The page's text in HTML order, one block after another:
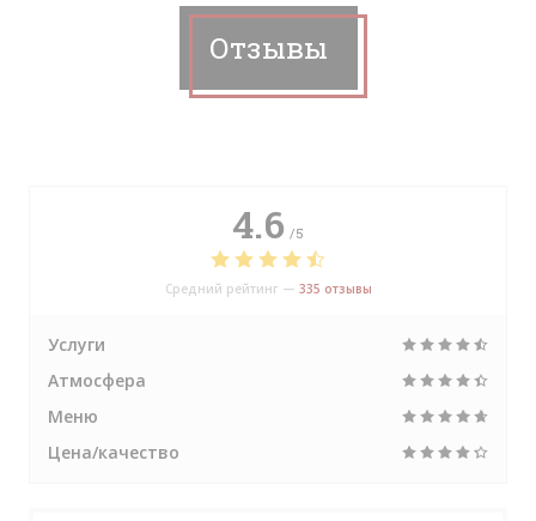
Отзывы
4.6 /5
Средний рейтинг — 335 отзывы
Услуги
Атмосфера
Меню
Цена/качество